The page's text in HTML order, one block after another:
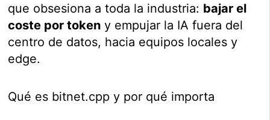
que obsesiona a toda la industria: bajar el
coste por token y empujar la IA fuera del
centro de datos, hacia equipos locales y
edge.
Qué es bitnet.cpp y por qué importa